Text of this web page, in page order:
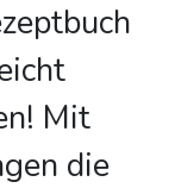
Mit
die